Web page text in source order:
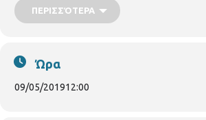
ΠΕΡΙΣΣΌΤΕΡΑ
Ώρα
09/05/201912:00